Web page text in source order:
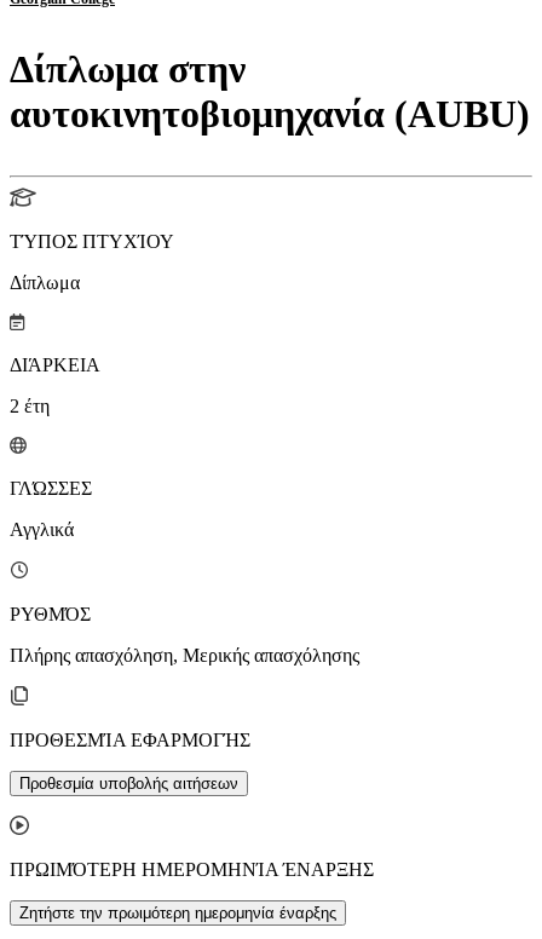
Δίπλωμα στην
αυτοκινητοβιομηχανία (AUBU)
ΤΎΠΟΣ ΠΤΥΧΊΟΥ
Δίπλωμα
ΔΙΆΡΚΕΙΑ
2 έτη
ΓΛΏΣΣΕΣ
Αγγλικά
ΡΥΘΜΌΣ
Πλήρης απασχόληση, Μερικής απασχόλησης
ΠΡΟΘΕΣΜΊΑ ΕΦΑΡΜΟΓΉΣ
Προθεσμία υποβολής αιτήσεων
ΠΡΩΙΜΌΤΕΡΗ ΗΜΕΡΟΜΗΝΊΑ ΈΝΑΡΞΗΣ
Ζητήστε την πρωιμότερη ημερομηνία έναρξης